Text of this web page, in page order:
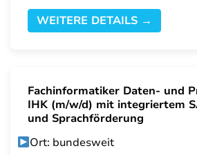
WEITERE DETAILS →
Fachinformatiker Daten- und
IHK (m/w/d) mit integriertem
und Sprachförderung
Ort: bundesweit